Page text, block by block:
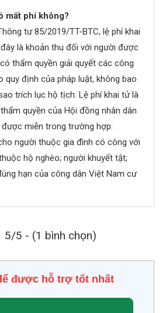
mất phí không?
tư 85/2019/TT-BTC, lệ phí khai
là khoản thu đối với người được
thẩm quyền giải quyết các công
quy định của pháp luật, không bao
trích lục hộ tịch. Lệ phí khai tử là
quyền của Hội đồng nhân dân
được miễn trong trường hợp:
người thuộc gia đình có công với
hộ nghèo; người khuyết tật;
hạn của công dân Việt Nam cư
5/5 - (1 bình chọn)
được hỗ trợ tốt nhất